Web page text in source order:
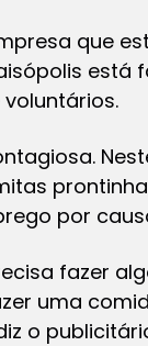
que
por
fazer
uma
o